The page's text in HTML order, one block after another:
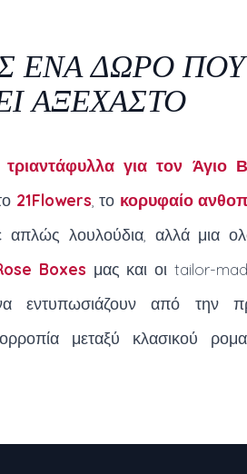
ΕΝΑ ΔΩΡΟ
ΑΞΕΧΑΣΤΟ
για τον Άγιο
21Flowers , το κορυφαίο
λουλούδια, αλλά μια
Boxes μας και οι tailor-
εντυπωσιάζουν από την
μεταξύ κλασικού